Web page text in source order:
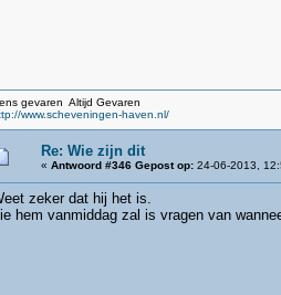
gevaren Altijd Gevaren
www.scheveningen-haven.nl/
Re: Wie zijn dit
« Antwoord #346 Gepost op:24-06-2013,
zeker dat hij het is.
hem vanmiddag zal is vragen van